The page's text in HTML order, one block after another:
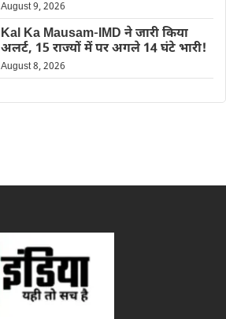
August 9, 2026
Kal Ka Mausam-IMD ने जारी किया
अलर्ट, 15 राज्यों में पर अगले 14 घंटे भारी!
August 8, 2026